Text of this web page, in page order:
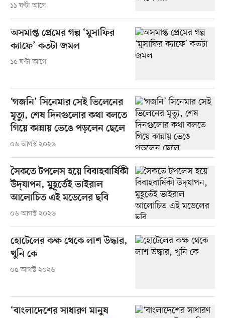
১১ ঘণ্টা আগে
অসমাপ্ত প্রেমের গল্প ‘মুসাফির
ক্যাফে’ কতটা জমল
১৫ ঘণ্টা আগে
‘গজনি’ সিনেমার সেই ভিলেনের
মৃত্যু, শেষ দিনগুলোর কথা বলতে
গিয়ে কান্নায় ভেঙে পড়লেন ছেলে
০৬ আগস্ট ২০২৬
সৈকতে টপলেস হয়ে বিবাহবার্ষিকী
উদ্‌যাপন, মুহূর্তেই ভাইরাল
আলোচিত এই মডেলের ছবি
০৬ আগস্ট ২০২৬
হোটেলের কক্ষ থেকে লাশ উদ্ধার,
খুনি কে
০৫ আগস্ট ২০২৬
‘বাংলাদেশের সাধারণ মানুষ